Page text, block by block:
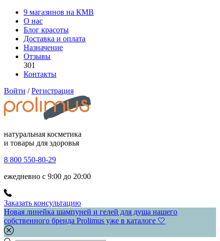
9 магазинов на КМВ
О нас
Блог красоты
Доставка и оплата
Назначение
Отзывы
301
Контакты
Войти / Регистрация
натуральная косметика
и товары для здоровья
8 800 550-80-29
ежедневно с 9:00 до 20:00
Заказать консультацию
Новая линейка шампуней и гелей для душа нашего
собственного бренда Prolimus уже в каталоге 🤍